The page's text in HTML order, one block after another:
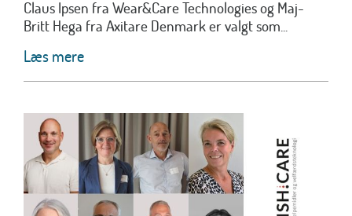
Claus Ipsen fra Wear&Care Technologies og Maj-
Britt Hega fra Axitare Denmark er valgt som...
Læs mere